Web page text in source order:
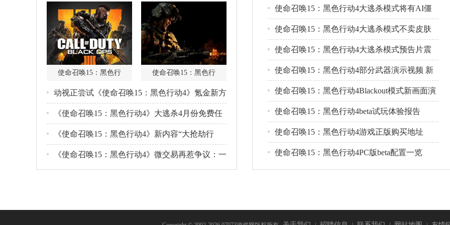
使命召唤15：黑色行 使命召唤15：黑色行
动视正尝试《使命召唤15：黑色行动4》氪金新方
未来新作也适用
《使命召唤15：黑色行动4》大逃杀4月份免费任
玩 逃杀新图“恶魔岛”发布
《使命召唤15：黑色行动4》新内容“大抢劫行
动”明日上线 新地图、还有大猩猩
《使命召唤15：黑色行动4》微交易再惹争议：一
使命召唤15：黑色行动4大逃杀模式将有AI僵
尸 最多支持80
使命召唤15：黑色行动4大逃杀模式不卖皮肤
普莱斯有望加入
使命召唤15：黑色行动4大逃杀模式预告片震
撼公布
使命召唤15：黑色行动4部分武器演示视频 新
武器介绍
使命召唤15：黑色行动4Blackout模式新画面演
示视频
使命召唤15：黑色行动4beta试玩体验报告
使命召唤15：黑色行动4游戏正版购买地址
使命召唤15：黑色行动4PC版beta配置一览